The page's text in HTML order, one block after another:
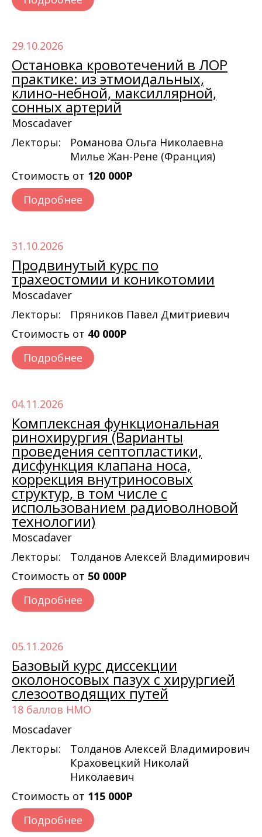
29.10.2026
Остановка кровотечений в ЛОР
практике: из этмоидальных,
клино-небной, максиллярной,
сонных артерий
Moscadaver
Лекторы:
Романова Ольга Николаевна
Милье Жан-Рене (Франция)
Стоимость от 120 000Р
Подробнее
31.10.2026
Продвинутый курс по
трахеостомии и коникотомии
Moscadaver
Лекторы:
Пряников Павел Дмитриевич
Стоимость от 40 000Р
Подробнее
04.11.2026
Комплексная функциональная
ринохирургия (Варианты
проведения септопластики,
дисфункция клапана носа,
коррекция внутриносовых
структур, в том числе с
использованием радиоволновой
технологии)
Moscadaver
Лекторы:
Толданов Алексей Владимирович
Стоимость от 50 000Р
Подробнее
05.11.2026
Базовый курс диссекции
околоносовых пазух с хирургией
слезоотводящих путей
18 баллов НМО
Moscadaver
Лекторы:
Толданов Алексей Владимирович
Краховецкий Николай
Николаевич
Стоимость от 115 000Р
Подробнее